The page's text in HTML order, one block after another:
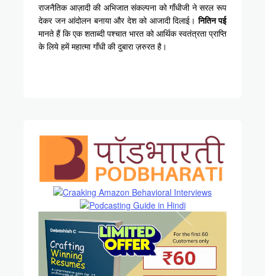
राजनैतिक आज़ादी की अभिजात संकल्पना को गाँधीजी ने सरल रूप
देकर जन आंदोलन बनाया और देश को आजादी दिलाई।नितिन पई
मानते हैं कि एक शताब्दी पश्चात भारत को आर्थिक स्वतंत्रता प्राप्ति
के लिये हमें महात्मा गाँधी की दुबारा ज़रुरत है।